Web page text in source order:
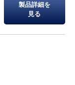
製品詳細を
見る